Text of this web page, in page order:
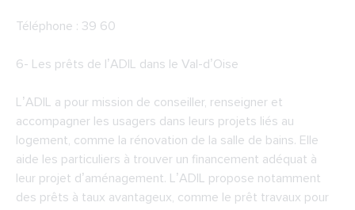
Téléphone : 39 60
6- Les prêts de l’ADIL dans le Val-d’Oise
L’ADIL a pour mission de conseiller, renseigner et
accompagner les usagers dans leurs projets liés au
logement, comme la rénovation de la salle de bains. Elle
aide les particuliers à trouver un financement adéquat à
leur projet d’aménagement. L’ADIL propose notamment
des prêts à taux avantageux, comme le prêt travaux pour